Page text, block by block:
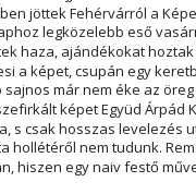
jöttek Fehérvárról a
legközelebb eső
haza, ajándékokat
a képet, csupán egy
már nem éke az
képet Együd
s csak hosszas levelezés
hollétéről nem tudunk.
hiszen egy naiv festő